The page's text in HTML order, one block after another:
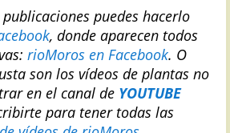
puedes hacerlo
, donde aparecen todos
rioMoros en Facebook. O
son los vídeos de plantas no
en el canal de YOUTUBE
para tener todas las